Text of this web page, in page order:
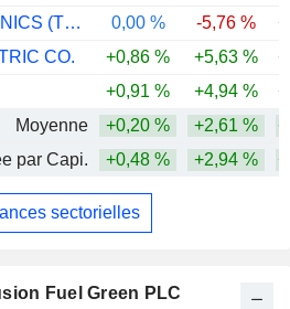
Fuel Green PLC
DELTA ELECTRONICS (THAILAND)
0,00 % -5,76 %
CO.
+0,86 % +5,63 %
+0,91 % +4,94 %
Moyenne
+0,20 % +2,61 %
par Capi.
+0,48 % +2,94 %
sectorielles